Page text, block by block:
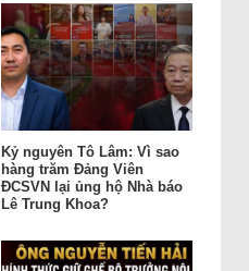
Kỷ nguyên Tô Lâm: Vì sao
hàng trăm Đảng Viên
ĐCSVN lại ủng hộ Nhà báo
Lê Trung Khoa?